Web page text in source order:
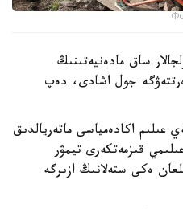
ساق مادەنيەتىنىڭ
جول اشادى، دەپ
اكادەمياسى ماتەريالدىق
قىزمەتكەرى تيمۋر
ەكى ستەلانىڭ ازىرگە